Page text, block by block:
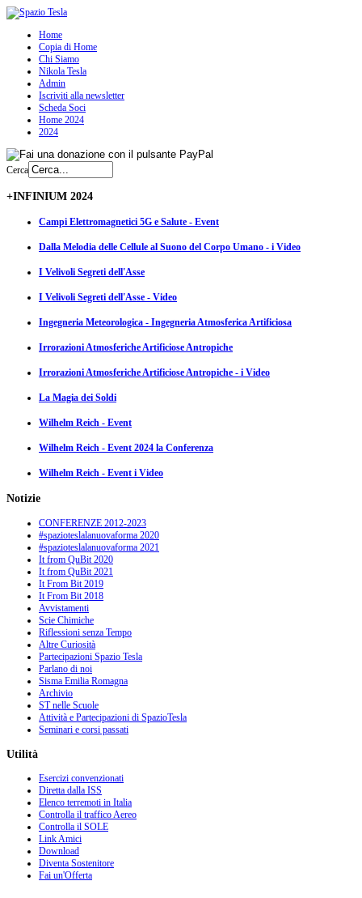
Home
Copia di Home
Chi Siamo
Nikola Tesla
Admin
Iscriviti alla newsletter
Scheda Soci
Home 2024
2024
Cerca
+INFINIUM 2024
Campi Elettromagnetici 5G e Salute - Event
Dalla Melodia delle Cellule al Suono del Corpo Umano - i Video
I Velivoli Segreti dell'Asse
I Velivoli Segreti dell'Asse - Video
Ingegneria Meteorologica - Ingegneria Atmosferica Artificiosa
Irrorazioni Atmosferiche Artificiose Antropiche
Irrorazioni Atmosferiche Artificiose Antropiche - i Video
La Magia dei Soldi
Wilhelm Reich - Event
Wilhelm Reich - Event 2024 la Conferenza
Wilhelm Reich - Event i Video
Notizie
CONFERENZE 2012-2023
#spazioteslalanuovaforma 2020
#spazioteslalanuovaforma 2021
It from QuBit 2020
It from QuBit 2021
It From Bit 2019
It From Bit 2018
Avvistamenti
Scie Chimiche
Riflessioni senza Tempo
Altre Curiosità
Partecipazioni Spazio Tesla
Parlano di noi
Sisma Emilia Romagna
Archivio
ST nelle Scuole
Attività e Partecipazioni di SpazioTesla
Seminari e corsi passati
Utilità
Esercizi convenzionati
Diretta dalla ISS
Elenco terremoti in Italia
Controlla il traffico Aereo
Controlla il SOLE
Link Amici
Download
Diventa Sostenitore
Fai un'Offerta